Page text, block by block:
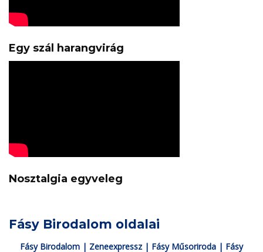
Egy szál harangvirág
Nosztalgia egyveleg
Fásy Birodalom oldalai
Fásy Birodalom | Zeneexpressz| Fásy Műsoriroda | Fásy